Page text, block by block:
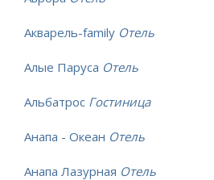
Акварель-family Отель
Алые Паруса Отель
Альбатрос Гостиница
Анапа - Океан Отель
Анапа Лазурная Отель